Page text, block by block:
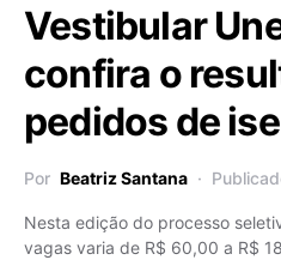
Vestibular
confira o
pedidos de
Por Beatriz Santana
Nesta edição do processo
vagas varia de R$ 60,00 a R$